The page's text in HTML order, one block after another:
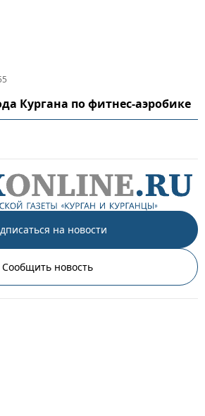
Кургана по фитнес-аэробике
на новости
Сообщить новость